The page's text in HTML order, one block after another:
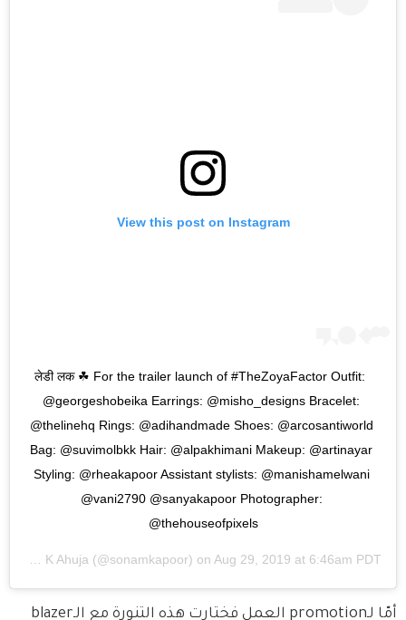
View this post on Instagram
लेडी लक ☘ For the trailer launch of #TheZoyaFactor Outfit:
@georgeshobeika Earrings: @misho_designs Bracelet:
@thelinehq Rings: @adihandmade Shoes: @arcosantiworld
Bag: @suvimolbkk Hair: @alpakhimani Makeup: @artinayar
Styling: @rheakapoor Assistant stylists: @manishamelwani
@vani2790 @sanyakapoor Photographer:
@thehouseofpixels
Sonam K Ahuja (@sonamkapoor) on Aug 29, 2019 at 6:46am PDT